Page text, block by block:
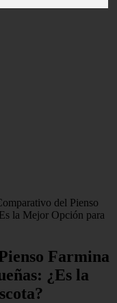
del Pienso
la Mejor Opción para
Farmina
¿Es la